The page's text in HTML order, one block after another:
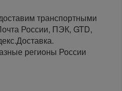
транспортными
России, ПЭК, GTD,
регионы России